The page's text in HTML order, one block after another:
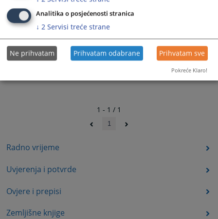
Radno vrijeme
Uvjerenja i potvrde
Ovjere i prepisi
Zemljišne knjige
1 - 1 / 1
1
Analitika o posjećenosti stranica
↓ 2 Servisi treće strane
Ne prihvatam Prihvatam odabrane Prihvatam sve
Pokreće Klaro!